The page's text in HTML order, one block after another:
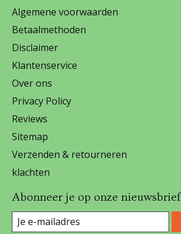
Algemene voorwaarden
Betaalmethoden
Disclaimer
Klantenservice
Over ons
Privacy Policy
Reviews
Sitemap
Verzenden & retourneren
klachten
Abonneer je op onze nieuwsbrief